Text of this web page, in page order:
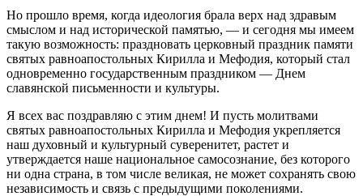
Но прошло время, когда идеология брала верх над здравым
смыслом и над исторической памятью, — и сегодня мы имеем
такую возможность: праздновать церковный праздник памяти
святых равноапостольных Кирилла и Мефодия, который стал
одновременно государственным праздником — Днем
славянской письменности и культуры.
Я всех вас поздравляю с этим днем! И пусть молитвами
святых равноапостольных Кирилла и Мефодия укрепляется
наш духовный и культурный суверенитет, растет и
утверждается наше национальное самосознание, без которого
ни одна страна, в том числе великая, не может сохранять свою
независимость и связь с предыдущими поколениями.